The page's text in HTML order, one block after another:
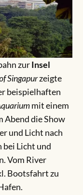
zurInsel
Singapurzeigte
beispielhaften
mit einem
Abend die Show
und Licht nach
bei Licht und
Vom River
Bootsfahrt zu